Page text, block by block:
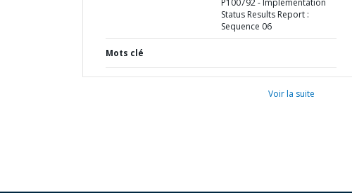
P100792 - Implementation
Status Results Report :
Sequence 06
Mots clé
Voir la suite